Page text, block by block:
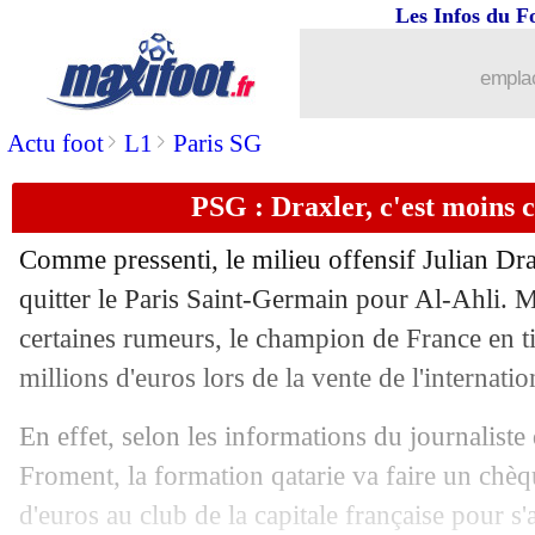
Actu foot> L1 > Paris SG
Les Infos du
PSG : Draxler, c'est moins
Comme pressenti, le milieu offensif Julian
quitter le Paris Saint-Germain pour Al-Ahli.
certaines rumeurs, le champion de France en
millions d'euros lors de la vente de
En effet, selon les informations du journaliste
Froment, la formation qatarie va faire un
d'euros au club de la capitale française pour
Lyon: Lacazette relativise le départ
15/09 Liverpool
15/09 Lyon: Grosso, Lacazette attend de
15/09 : ce qui bloque le plus Vitinha
15/09 PSG: Zaïre-Emery, la confiance de
15/09 Newcastle: un an de plus pour
15/09 Brighton: Chelsea très intéressé par
15/09 Liverpool: Thiago prêt à rejoindre